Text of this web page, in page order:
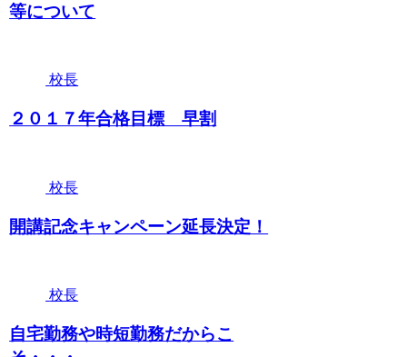
等について
校長
２０１７年合格目標 早割
校長
開講記念キャンペーン延長決定！
校長
自宅勤務や時短勤務だからこ